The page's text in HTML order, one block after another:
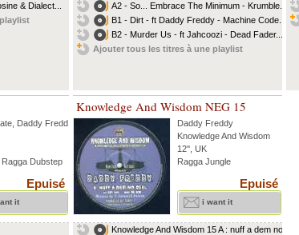
& Dialect...
A2 - So... Embrace The Minimum - Krumble...
B1 - Dirt - ft Daddy Freddy - Machine Code...
B2 - Murder Us - ft Jahcoozi - Dead Fader...
Ajouter tous les titres à une playlist
Daddy Freddy
Dubstep
Epuisé
it
Knowledge And Wisdom NEG 15
Daddy Freddy
Knowledge And Wisdom
12'', UK
Ragga Jungle
Epuisé
i want it
Knowledge And Wisdom 15 A : nuff a dem no...